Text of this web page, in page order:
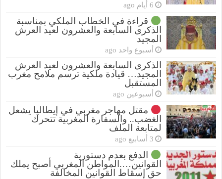
6 أيام ago
قراءة في الخطاب الملكي بمناسبة
الذكرى السابعة والعشرون لعيد العرش
المجيد
أسبوع واحد ago
الذكرى السابعة والعشرون لعيد العرش
المجيد… قيادة ملكية ترسم ملامح مغرب
المستقبل
أسبوعين ago
مقتل مهاجر مغربي في إيطاليا يشعل
الغضب.. والسفارة المغربية تتحرك
لمتابعة الملف
3 أسابيع ago
الدفع بعدم دستورية
القوانين….المواطن المغربي أصبح يملك
حق إسقاط القوانين المخالفة